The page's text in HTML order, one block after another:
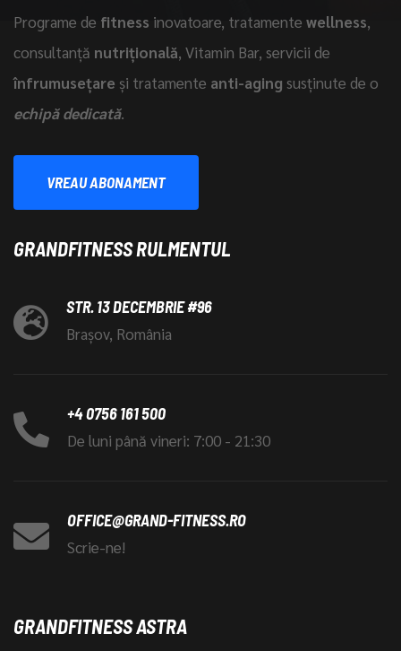
Programe de fitness inovatoare, tratamente wellness,
consultanță nutrițională, Vitamin Bar, servicii de
înfrumusețare și tratamente anti-aging susținute de o
echipă dedicată.
VREAU ABONAMENT
GRANDFITNESS RULMENTUL
STR. 13 DECEMBRIE #96
Brașov, România
+4 0756 161 500
De luni până vineri: 7:00 - 21:30
OFFICE@GRAND-FITNESS.RO
Scrie-ne!
GRANDFITNESS ASTRA